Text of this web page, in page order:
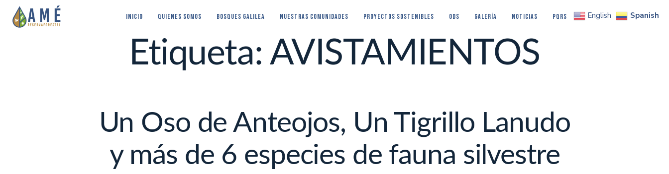
INICIO QUIENES SOMOS BOSQUES GALILEA Nuestras Comunidades PROYECTOS SOSTENIBLES ODS Galería NOTICIAS PQRS
Etiqueta: AVISTAMIENTOS
Un Oso de Anteojos, Un Tigrillo Lanudo
y más de 6 especies de fauna silvestre
English Spanish